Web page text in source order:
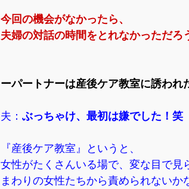
今回の機会がなかったら、
夫婦の対話の時間をとれなかっただろ
ーパートナーは産後ケア教室に誘われ
夫： ぶっちゃけ、最初は嫌でした！笑
『産後ケア教室』というと、
女性がたくさんいる場で、変な目で見
まわりの女性たちから責められないか